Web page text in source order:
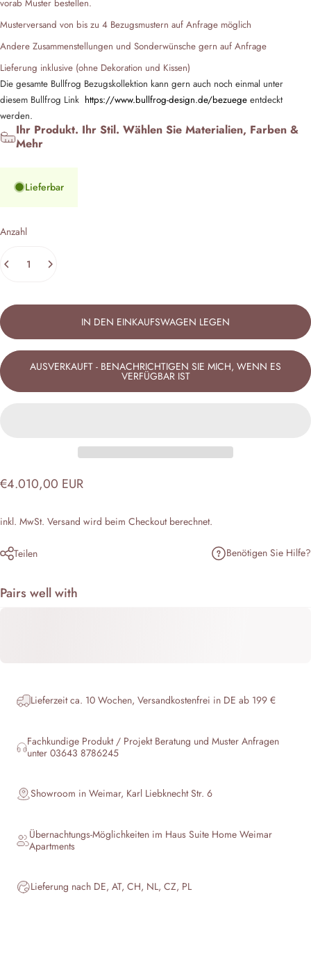
vorab Muster bestellen.
Musterversand von bis zu 4 Bezugsmustern auf Anfrage möglich
Andere Zusammenstellungen und Sonderwünsche gern auf Anfrage
Lieferung inklusive (ohne Dekoration und Kissen)
Die gesamte Bullfrog Bezugskollektion kann gern auch noch einmal unter
diesem Bullfrog Link https://www.bullfrog-design.de/bezuege entdeckt
werden.
Ihr Produkt. Ihr Stil. Wählen Sie Materialien, Farben &
Mehr
Lieferbar
Anzahl
IN DEN EINKAUFSWAGEN LEGEN
AUSVERKAUFT - BENACHRICHTIGEN SIE MICH, WENN ES
VERFÜGBAR IST
€4.010,00 EUR
inkl. MwSt. Versand wird beim Checkout berechnet.
Teilen Benötigen Sie Hilfe?
Pairs well with
Lieferzeit ca. 10 Wochen, Versandkostenfrei in DE ab 199 €
Fachkundige Produkt / Projekt Beratung und Muster Anfragen
unter 03643 8786245
Showroom in Weimar, Karl Liebknecht Str. 6
Übernachtungs-Möglichkeiten im HausSuite Home Weimar
Apartments
Lieferung nach DE, AT, CH, NL, CZ, PL